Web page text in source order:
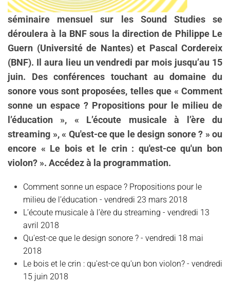
séminaire mensuel sur les Sound Studies se
déroulera à la BNF sous la direction de Philippe Le
Guern (Université de Nantes) et Pascal Cordereix
(BNF). Il aura lieu un vendredi par mois jusqu’au 15
juin. Des conférences touchant au domaine du
sonore vous sont proposées, telles que « Comment
sonne un espace ? Propositions pour le milieu de
l’éducation », « L’écoute musicale à l’ère du
streaming », « Qu'est-ce que le design sonore ? » ou
encore « Le bois et le crin : qu'est-ce qu'un bon
violon? ». Accédez à la programmation.
Comment sonne un espace ? Propositions pour le
milieu de l’éducation - vendredi 23 mars 2018
L’écoute musicale à l’ère du streaming - vendredi 13
avril 2018
Qu'est-ce que le design sonore ? - vendredi 18 mai
2018
Le bois et le crin : qu'est-ce qu'un bon violon? - vendredi
15 juin 2018